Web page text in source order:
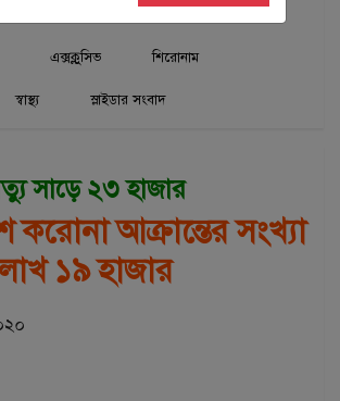
এক্সক্লুসিভ শিরোনাম
স্বাস্থ্য স্লাইডার সংবাদ
সাড়ে ২৩ হাজার
করোনা আক্রান্তের সংখ্যা
১৯ হাজার